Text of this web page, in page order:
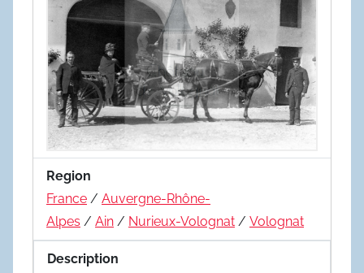
Region
France / Auvergne-Rhône-
Alpes / Ain / Nurieux-Volognat / Volognat
Description